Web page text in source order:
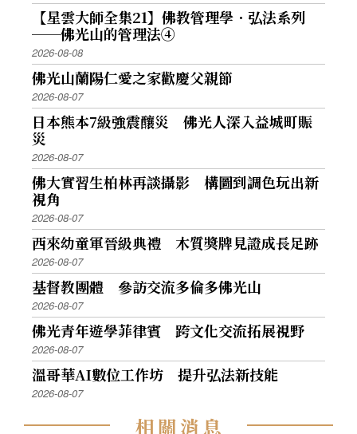
【星雲大師全集21】佛教管理學．弘法系列
──佛光山的管理法④
2026-08-08
佛光山蘭陽仁愛之家歡慶父親節
2026-08-07
日本熊本7級強震釀災 佛光人深入益城町賑
災
2026-08-07
佛大實習生柏林再談攝影 構圖到調色玩出新
視角
2026-08-07
西來幼童軍晉級典禮 木質獎牌見證成長足跡
2026-08-07
基督教團體 參訪交流多倫多佛光山
2026-08-07
佛光青年遊學菲律賓 跨文化交流拓展視野
2026-08-07
溫哥華AI數位工作坊 提升弘法新技能
2026-08-07
相關消息